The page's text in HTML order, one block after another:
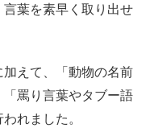
葉を素早く取り出せ
えて、「動物の名前
罵り言葉やタブー語
れました。